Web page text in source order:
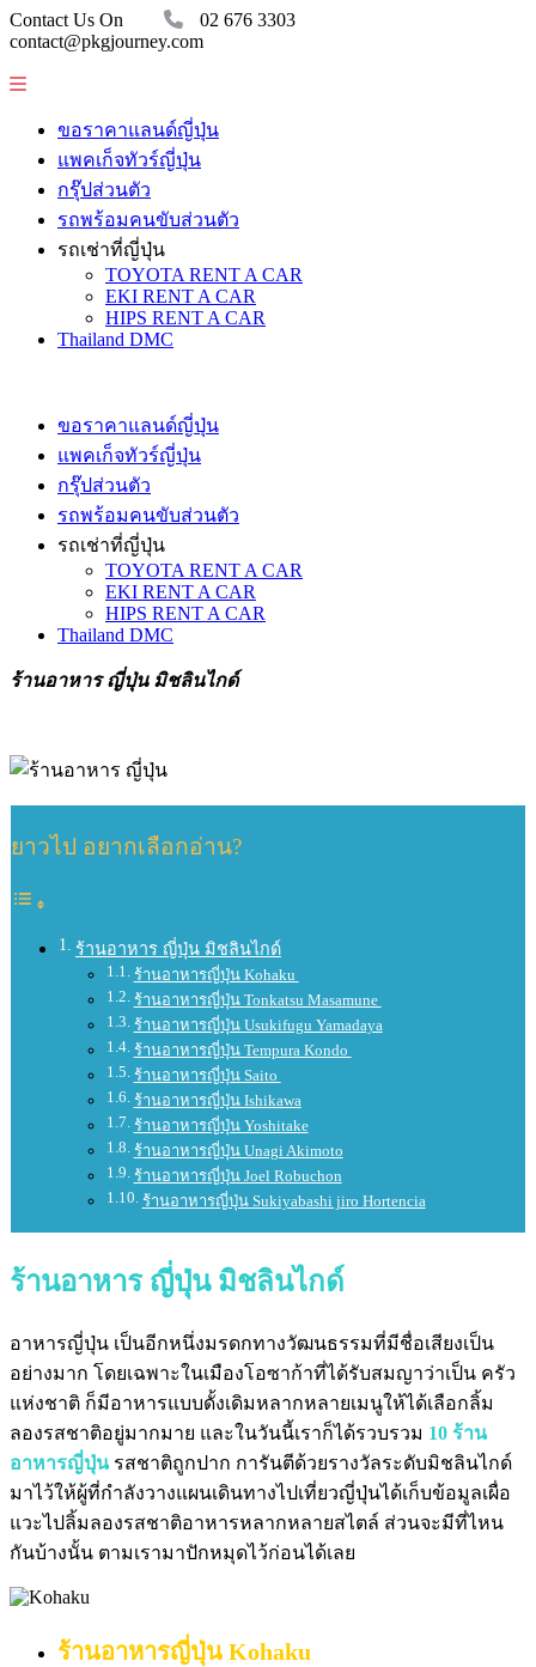
Contact Us On
02 676 3303
contact@pkgjourney.com
ขอราคาแลนด์ญี่ปุ่น
แพคเก็จทัวร์ญี่ปุ่น
กรุ๊ปส่วนตัว
รถพร้อมคนขับส่วนตัว
รถเช่าที่ญี่ปุ่น
TOYOTA RENT A CAR
EKI RENT A CAR
HIPS RENT A CAR
Thailand DMC
ขอราคาแลนด์ญี่ปุ่น
แพคเก็จทัวร์ญี่ปุ่น
กรุ๊ปส่วนตัว
รถพร้อมคนขับส่วนตัว
รถเช่าที่ญี่ปุ่น
TOYOTA RENT A CAR
EKI RENT A CAR
HIPS RENT A CAR
Thailand DMC
ร้านอาหาร ญี่ปุ่น มิชลินไกด์
ยาวไป อยากเลือกอ่าน?
ร้านอาหาร ญี่ปุ่น มิชลินไกด์
ร้านอาหารญี่ปุ่น Kohaku
ร้านอาหารญี่ปุ่น Tonkatsu Masamune
ร้านอาหารญี่ปุ่น Usukifugu Yamadaya
ร้านอาหารญี่ปุ่น Tempura Kondo
ร้านอาหารญี่ปุ่น Saito
ร้านอาหารญี่ปุ่น Ishikawa
ร้านอาหารญี่ปุ่น Yoshitake
ร้านอาหารญี่ปุ่น Unagi Akimoto
ร้านอาหารญี่ปุ่น Joel Robuchon
ร้านอาหารญี่ปุ่น Sukiyabashi jiro Hortencia
ร้านอาหาร ญี่ปุ่น มิชลินไกด์
อาหารญี่ปุ่น เป็นอีกหนึ่งมรดกทางวัฒนธรรมที่มีชื่อเสียงเป็น
อย่างมาก โดยเฉพาะในเมืองโอซาก้าที่ได้รับสมญาว่าเป็น ครัว
แห่งชาติ ก็มีอาหารแบบดั้งเดิมหลากหลายเมนูให้ได้เลือกลิ้ม
ลองรสชาติอยู่มากมาย และในวันนี้เราก็ได้รวบรวม 10 ร้าน
อาหารญี่ปุ่นรสชาติถูกปาก การันตีด้วยรางวัลระดับมิชลินไกด์
มาไว้ให้ผู้ที่กำลังวางแผนเดินทางไปเที่ยวญี่ปุ่นได้เก็บข้อมูลเผื่อ
แวะไปลิ้มลองรสชาติอาหารหลากหลายสไตล์ ส่วนจะมีที่ไหน
กันบ้างนั้น ตามเรามาปักหมุดไว้ก่อนได้เลย
ร้านอาหารญี่ปุ่น Kohaku